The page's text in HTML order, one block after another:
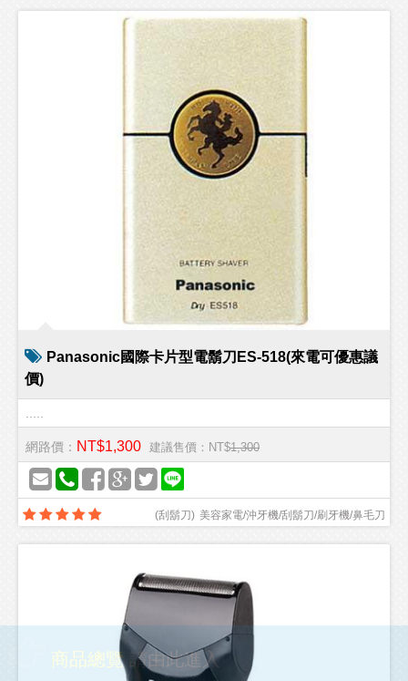
Panasonic國際卡片型電鬍刀ES-518(來電可優惠議
價)
網路價： NT$1,300 建議售價：NT$1,300
美容家電/沖牙機/刮鬍刀/刷牙機/鼻毛刀
(刮鬍刀)
商品總覽請由此進入